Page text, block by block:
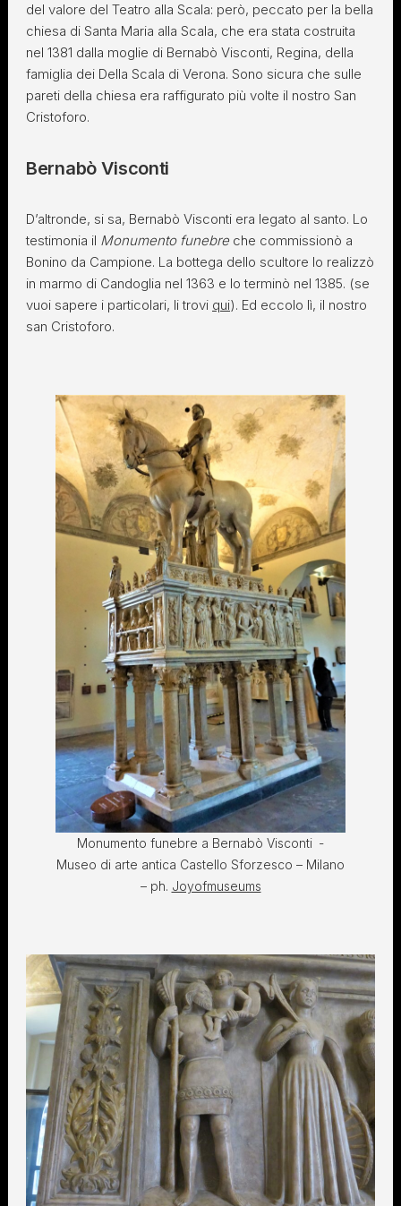
del valore del Teatro alla Scala: però, peccato per la bella
chiesa di Santa Maria alla Scala, che era stata costruita
nel 1381 dalla moglie di Bernabò Visconti, Regina, della
famiglia dei Della Scala di Verona. Sono sicura che sulle
pareti della chiesa era raffigurato più volte il nostro San
Cristoforo.
Bernabò Visconti
D’altronde, si sa, Bernabò Visconti era legato al santo. Lo
testimonia il Monumento funebre che commissionò a
Bonino da Campione. La bottega dello scultore lo realizzò
in marmo di Candoglia nel 1363 e lo terminò nel 1385. (se
vuoi sapere i particolari, li trovi qui). Ed eccolo lì, il nostro
san Cristoforo.
Monumento funebre a Bernabò Visconti -
Museo di arte antica Castello Sforzesco – Milano
– ph. Joyofmuseums